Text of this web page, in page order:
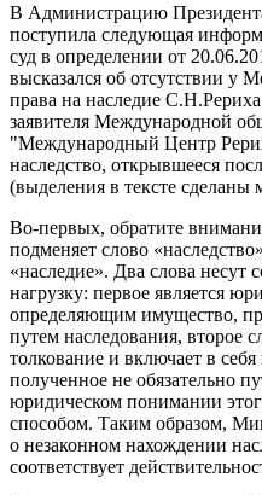
В Администрацию
поступила следующая
суд в определении от
высказался об отсутствии у
права на наследие
заявителя Международной
"Международный Центр
наследство, открывшееся
(выделения в тексте
Во-первых, обратите
подменяет слово
«наследие». Два слова
нагрузку: первое является
определяющим имущество,
путем наследования, второе
толкование и включает в
полученное не обязательно
юридическом понимании
способом. Таким образом,
о незаконном нахождении
соответствует